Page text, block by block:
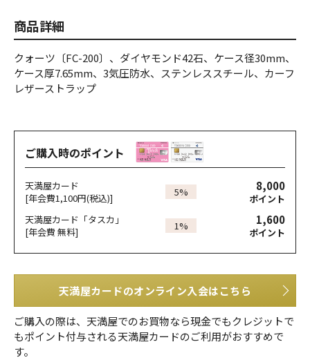
商品詳細
クォーツ〔FC-200〕、ダイヤモンド42石、ケース径30mm、
ケース厚7.65mm、3気圧防水、ステンレススチール、カーフ
レザーストラップ
ご購入時のポイント
天満屋カード
[年会費1,100円(税込)]
5% 8,000
ポイント
天満屋カード「タスカ」
[年会費 無料]
1% 1,600
ポイント
天満屋カードのオンライン入会はこちら
ご購入の際は、天満屋でのお買物なら現金でもクレジットで
もポイント付与される天満屋カードのご利用がおすすめで
す。